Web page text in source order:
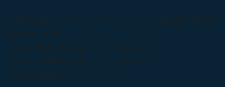
【WACA認定マーケティングテクノロジスト認定講座（旧上級
GA4講座）】8月
- Day1：2026年8月15日（土）13:00〜17:00
- Day2：2026年8月29日（土）13:00〜17:00
こちら